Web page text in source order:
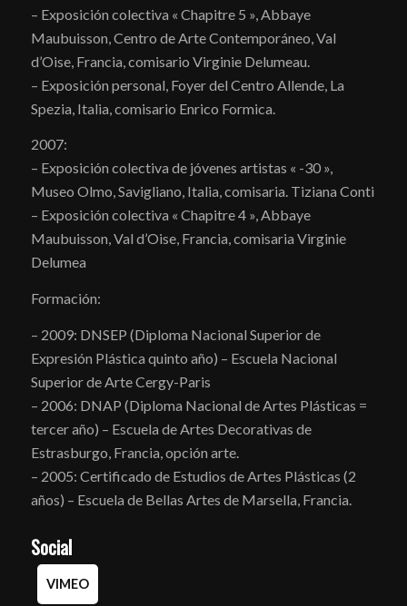
– Exposición colectiva « Chapitre 5 », Abbaye
Maubuisson, Centro de Arte Contemporáneo, Val
d’Oise, Francia, comisario Virginie Delumeau.
– Exposición personal, Foyer del Centro Allende, La
Spezia, Italia, comisario Enrico Formica.
2007:
– Exposición colectiva de jóvenes artistas « -30 »,
Museo Olmo, Savigliano, Italia, comisaria. Tiziana Conti
– Exposición colectiva « Chapitre 4 », Abbaye
Maubuisson, Val d’Oise, Francia, comisaria Virginie
Delumea
Formación:
– 2009: DNSEP (Diploma Nacional Superior de
Expresión Plástica quinto año) – Escuela Nacional
Superior de Arte Cergy-Paris
– 2006: DNAP (Diploma Nacional de Artes Plásticas =
tercer año) – Escuela de Artes Decorativas de
Estrasburgo, Francia, opción arte.
– 2005: Certificado de Estudios de Artes Plásticas (2
años) – Escuela de Bellas Artes de Marsella, Francia.
Social
VIMEO